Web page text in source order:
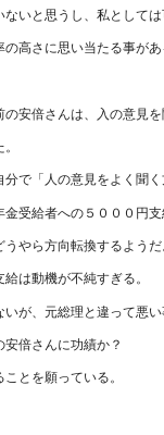
ないと思うし、私として
の高さに思い当たる事が
の安倍さんは、入の意見
分で「人の意見をよく聞
金受給者への５０００円
うやら方向転換するよう
は動機が不純すぎる。
いが、元総理と違って悪
倍さんに功績か？
とを願っている。